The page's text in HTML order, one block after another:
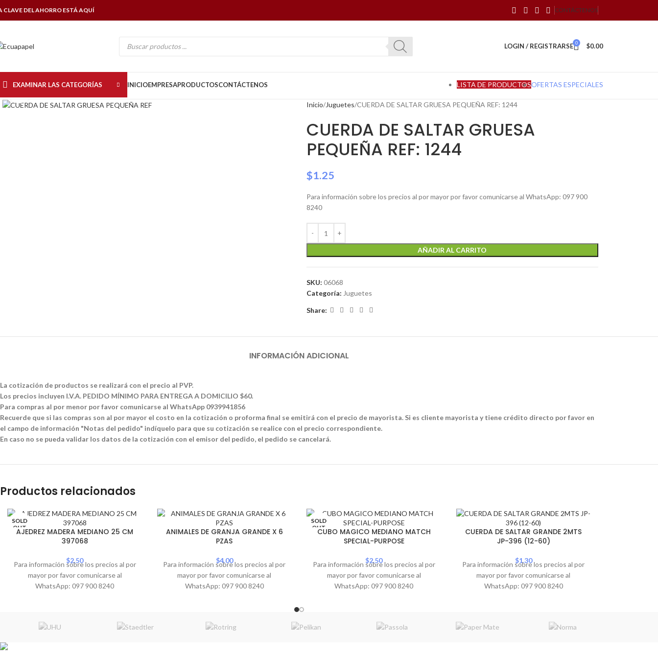
CLAVE DEL AHORRO ESTÁ AQUÍ CONTÁCTENOS
LOGIN / REGISTRARSE 0 $0.00
EXAMINAR LAS CATEGORÍAS INICIOEMPRESAPRODUCTOSCONTÁCTENOS LISTA DE PRODUCTOSOFERTAS ESPECIALES
Inicio Juguetes CUERDA DE SALTAR GRUESA PEQUEÑA REF: 1244
CUERDA DE SALTAR GRUESA
PEQUEÑA REF: 1244
$1.25
Para información sobre los precios al por mayor por favor comunicarse al WhatsApp: 097 900
8240
AÑADIR AL CARRITO
SKU: 06068
Categoría: Juguetes
Share:
INFORMACIÓN ADICIONAL
La cotización de productos se realizará con el precio al PVP.
Los precios incluyen I.V.A. PEDIDO MÍNIMO PARA ENTREGA A DOMICILIO $60.
Para compras al por menor por favor comunicarse al WhatsApp 0939941856
Recuerde que si las compras son al por mayor el costo en la cotización o proforma final se emitirá con el precio de mayorista. Si es cliente mayorista y tiene crédito directo por favor en
el campo de información "Notas del pedido" indíquelo para que su cotización se realice con el precio correspondiente.
En caso no se pueda validar los datos de la cotización con el emisor del pedido, el pedido se cancelará.
Productos relacionados
SOLD
OUT
AJEDREZ MADERA MEDIANO 25 CM
397068
$2.50
Para información sobre los precios al por
mayor por favor comunicarse al
WhatsApp: 097 900 8240
ANIMALES DE GRANJA GRANDE X 6
PZAS
$4.00
Para información sobre los precios al por
mayor por favor comunicarse al
WhatsApp: 097 900 8240
SOLD
OUTCUBO MAGICO MEDIANO MATCH
SPECIAL-PURPOSE
$2.50
Para información sobre los precios al por
mayor por favor comunicarse al
WhatsApp: 097 900 8240
CUERDA DE SALTAR GRANDE 2MTS
JP-396 (12-60)
$1.30
Para información sobre los precios al por
mayor por favor comunicarse al
WhatsApp: 097 900 8240